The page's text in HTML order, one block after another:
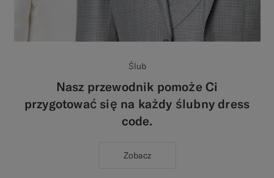
Ślub
Nasz przewodnik pomoże Ci
przygotować się na każdy ślubny dress
code.
Zobacz